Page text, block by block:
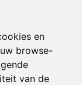
en
browse-
van de